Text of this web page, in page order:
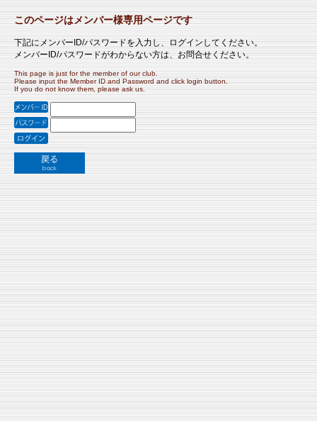
このページはメンバー様専用ページです
下記にメンバーID/パスワードを入力し、ログインしてください。
メンバーID/パスワードがわからない方は、お問合せください。
This page is just for the member of our club.
Please input the Member ID and Password and click login button.
If you do not know them, please ask us.